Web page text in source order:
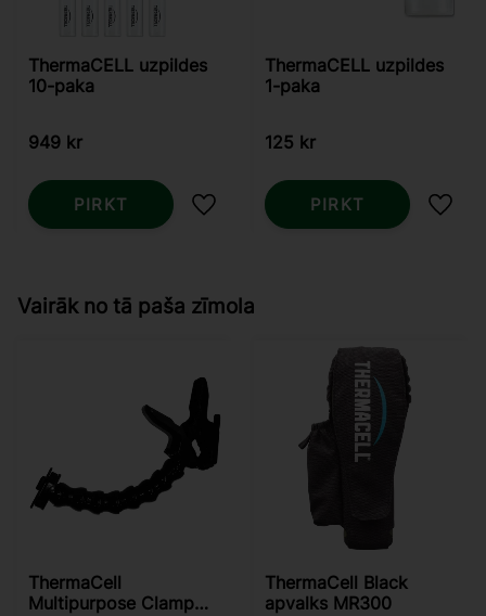
ThermaCELL uzpildes
10-paka
949 kr
Pievienot vēlmjām
PIRKT
ThermaCELL uzpildes
1-paka
125 kr
PIRKT
Vairāk no tā paša zīmola
ThermaCell
Multipurpose Clamp
ThermaCell Black
apvalks MR300